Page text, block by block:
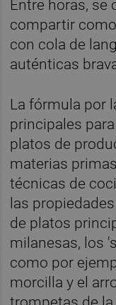
Entre horas, se
compartir
con cola de
auténticas
La fórmula por
principales
platos de
materias
técnicas de
las
de platos
milanesas, los
como por
morcilla y el